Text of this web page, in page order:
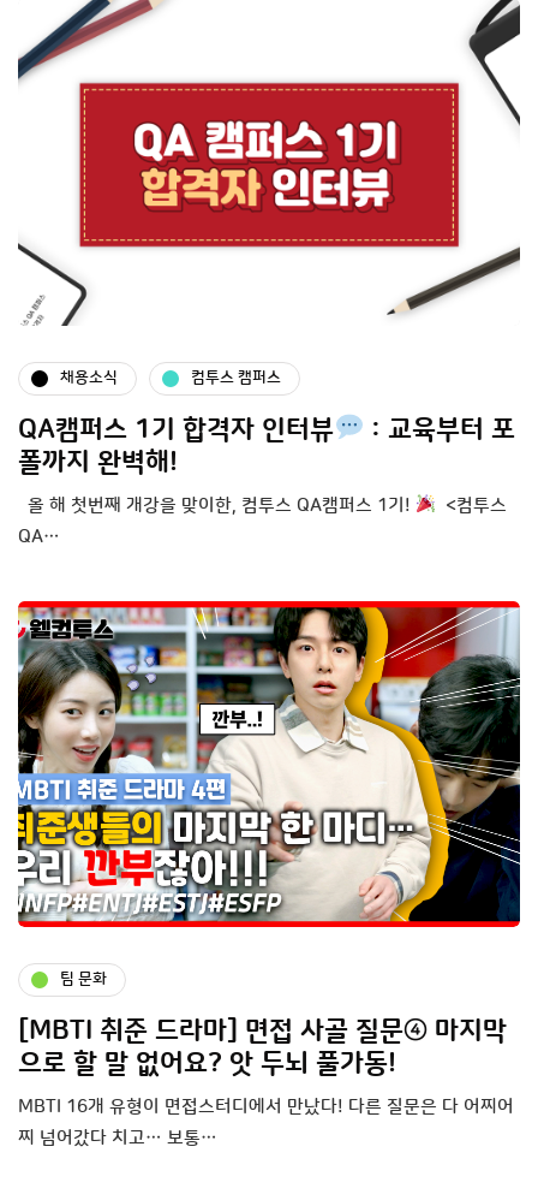
채용소식 컴투스 캠퍼스
QA캠퍼스 1기 합격자 인터뷰
: 교육부터 포
폴까지 완벽해!
올 해 첫번째 개강을 맞이한, 컴투스 QA캠퍼스 1기!
<컴투스
QA…
팀 문화
[MBTI 취준 드라마] 면접 사골 질문④ 마지막
으로 할 말 없어요? 앗 두뇌 풀가동!
MBTI 16개 유형이 면접스터디에서 만났다! 다른 질문은 다 어찌어
찌 넘어갔다 치고… 보통…